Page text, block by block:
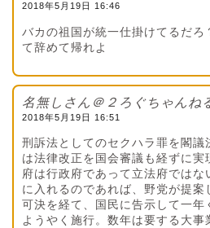
2018年5月19日 16:46
バカの祖国が統一仕掛けてるだろ
て辞めて帰れよ
名無しさん＠２ろぐちゃんね
2018年5月19日 16:51
刑訴法としてのセクハラ罪を閣議
は法律改正を国会審議も経ずに実
府は行政府であって立法府では
に入れるのであれば、野党が提
可決を経て、国民に告示して一年
ようやく施行。数年は要する大事